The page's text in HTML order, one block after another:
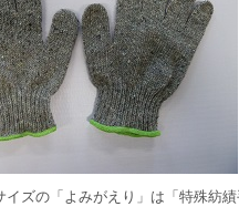
イズの「よみがえり」は「特殊紡